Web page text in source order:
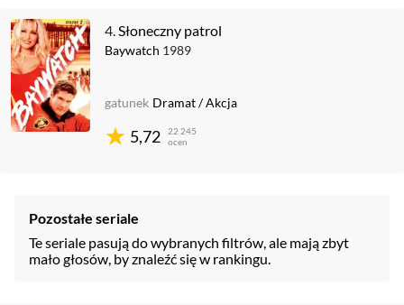
4.Słoneczny patrol
Baywatch 1989
5,72
22 245
ocen
gatunek Dramat/Akcja
Pozostałe seriale
Te seriale pasują do wybranych filtrów, ale mają zbyt
mało głosów, by znaleźć się w rankingu.